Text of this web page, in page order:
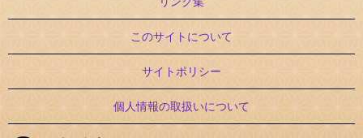
このサイトについて
サイトポリシー
個人情報の取扱いについて